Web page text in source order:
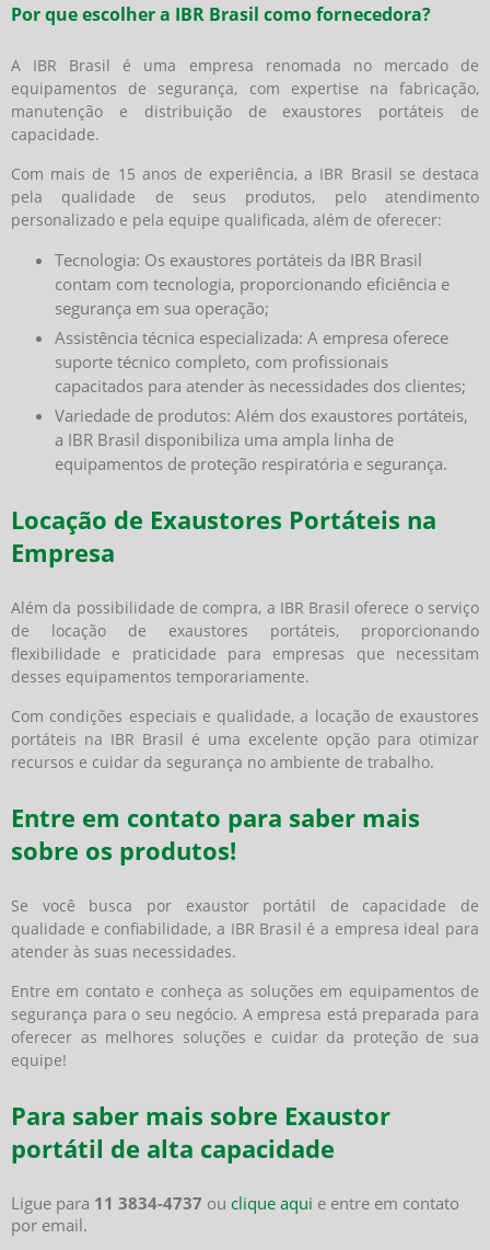
Por que escolher a IBR Brasil como fornecedora?
A IBR Brasil é uma empresa renomada no mercado de
equipamentos de segurança, com expertise na fabricação,
manutenção e distribuição de exaustores portáteis de
capacidade.
Com mais de 15 anos de experiência, a IBR Brasil se destaca
pela qualidade de seus produtos, pelo atendimento
personalizado e pela equipe qualificada, além de oferecer:
Tecnologia: Os exaustores portáteis da IBR Brasil
contam com tecnologia, proporcionando eficiência e
segurança em sua operação;
Assistência técnica especializada: A empresa oferece
suporte técnico completo, com profissionais
capacitados para atender às necessidades dos clientes;
Variedade de produtos: Além dos exaustores portáteis,
a IBR Brasil disponibiliza uma ampla linha de
equipamentos de proteção respiratória e segurança.
Locação de Exaustores Portáteis na
Empresa
Além da possibilidade de compra, a IBR Brasil oferece o serviço
de locação de exaustores portáteis, proporcionando
flexibilidade e praticidade para empresas que necessitam
desses equipamentos temporariamente.
Com condições especiais e qualidade, a locação de exaustores
portáteis na IBR Brasil é uma excelente opção para otimizar
recursos e cuidar da segurança no ambiente de trabalho.
Entre em contato para saber mais
sobre os produtos!
Se você busca por exaustor portátil de capacidade de
qualidade e confiabilidade, a IBR Brasil é a empresa ideal para
atender às suas necessidades.
Entre em contato e conheça as soluções em equipamentos de
segurança para o seu negócio. A empresa está preparada para
oferecer as melhores soluções e cuidar da proteção de sua
equipe!
Para saber mais sobre Exaustor
portátil de alta capacidade
Ligue para 11 3834-4737 ou clique aqui e entre em contato
por email.